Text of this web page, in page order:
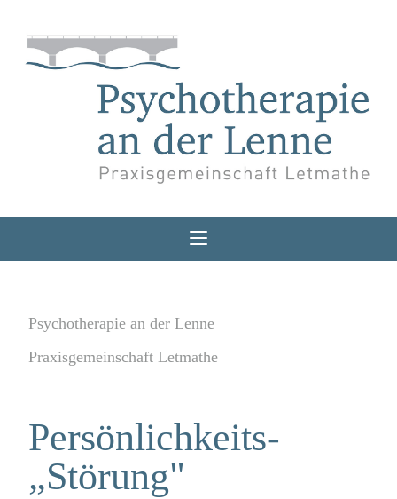
Psychotherapie an der Lenne
Praxisgemeinschaft Letmathe
Persönlichkeits-
„Störung"